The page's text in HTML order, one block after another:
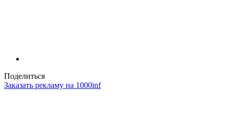
Поделиться
Заказать рекламу на 1000inf